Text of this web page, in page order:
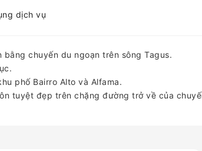
dịch vụ
chuyến du ngoạn trên sông Tagus.
phố Bairro Alto và Alfama.
tuyệt đẹp trên chặng đường trở về của